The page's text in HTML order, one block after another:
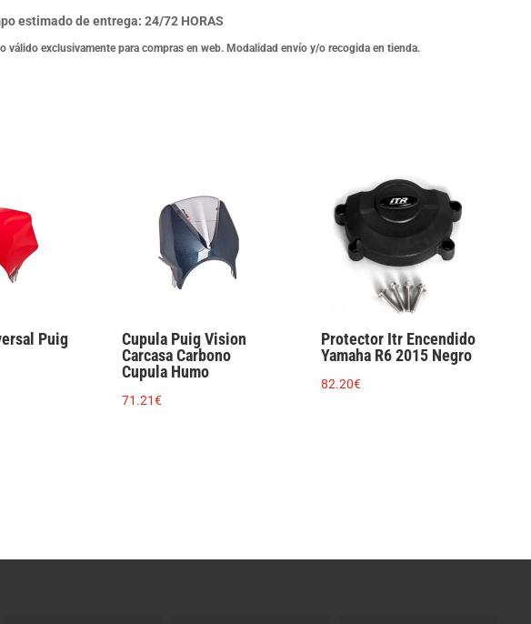
estimado de entrega: 24/72 HORAS
válido exclusivamente para compras en web. Modalidad envío y/o recogida en tienda.
Puig
Cupula Puig Vision
Carcasa Carbono
Cupula Humo
71.21€
Protector Itr Encendido
Yamaha R6 2015 Negro
82.20€